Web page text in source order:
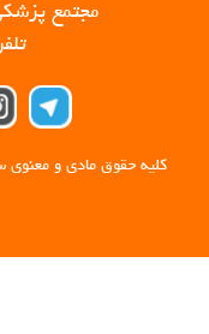
مجتمع
تلفن:
کلیه حقوق مادی و